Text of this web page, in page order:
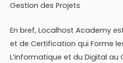
Gestion des Projets
En bref, Localhost Academy
et de Certification qui Forme
L’informatique et du Digital au